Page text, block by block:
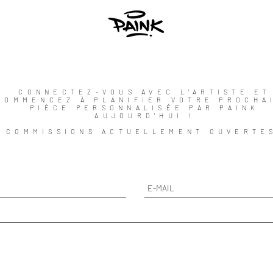
CONNECTEZ-VOUS AVEC L'ARTISTE ET
À PLANIFIER VOTRE
PIÈCE PERSONNALISÉE PAR PAINK
AUJOURD'HUI !
COMMISSIONS ACTUELLEMENT